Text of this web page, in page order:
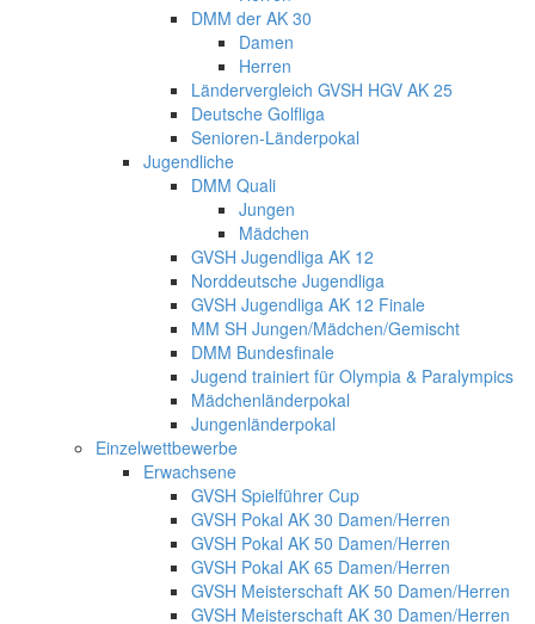
DMM der AK 30
Damen
Herren
Ländervergleich GVSH HGV AK 25
Deutsche Golfliga
Senioren-Länderpokal
Jugendliche
DMM Quali
Jungen
Mädchen
GVSH Jugendliga AK 12
Norddeutsche Jugendliga
GVSH Jugendliga AK 12 Finale
MM SH Jungen/Mädchen/Gemischt
DMM Bundesfinale
Jugend trainiert für Olympia & Paralympics
Mädchenländerpokal
Jungenländerpokal
Einzelwettbewerbe
Erwachsene
GVSH Spielführer Cup
GVSH Pokal AK 30 Damen/Herren
GVSH Pokal AK 50 Damen/Herren
GVSH Pokal AK 65 Damen/Herren
GVSH Meisterschaft AK 50 Damen/Herren
GVSH Meisterschaft AK 30 Damen/Herren